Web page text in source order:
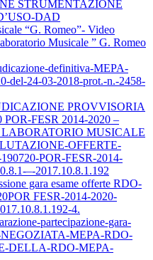
STRUMENTAZIONE
DAD
“G. Romeo”- Video
Musicale ” G. Romeo
definitiva-MEPA-
del-24-03-2018-prot.-n.-2458-
PROVVISORIA
FESR 2014-2020 –
LABORATORIO MUSICALE
OFFERTE-
POR-FESR-2014-
–-2017.10.8.1.192
gara esame offerte RDO-
FESR-2014-2020-
4.
partecipazione-gara-
MEPA-RDO-
DELLA-RDO-MEPA-